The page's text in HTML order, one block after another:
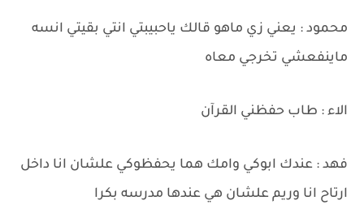
محمود : يعني زي ماهو قالك ياحبيبتي انتي بقيتي انسه
ماينفعشي تخرجي معاه
الاء : طاب حفظني القرآن
فهد : عندك ابوكي وامك هما يحفظوكي علشان انا داخل
ارتاح انا وريم علشان هي عندها مدرسه بكرا